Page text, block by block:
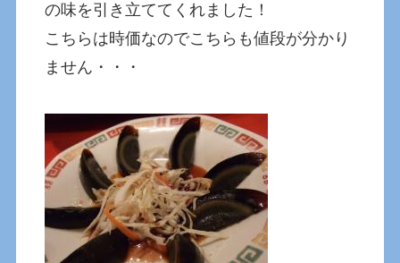
の味を引き立ててくれました！
こちらは時価なのでこちらも値段が分かり
ません・・・